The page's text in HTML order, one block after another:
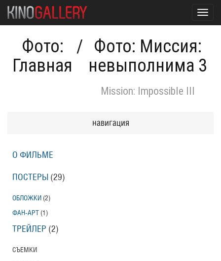
Фото:
Главная
/ Фото: Миссия:
невыполнима 3
Mission: Impossible III
навигация
О ФИЛЬМЕ
ПОСТЕРЫ (29)
ОБЛОЖКИ (2)
ФАН-АРТ (1)
ТРЕЙЛЕР (2)
СЪЕМКИ